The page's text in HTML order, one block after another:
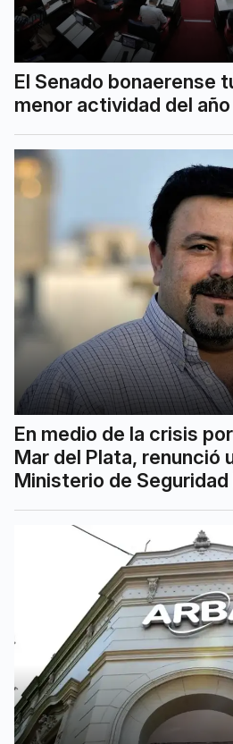
El Senado bonaerense
menor actividad del año
En medio de la crisis
Mar del Plata, renunció
Ministerio de